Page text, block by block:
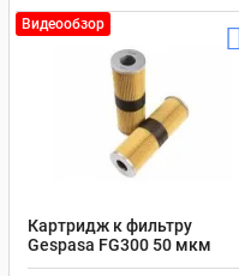
Видеообзор
Картридж к фильтру
Gespasa FG300 50 мкм
661908001